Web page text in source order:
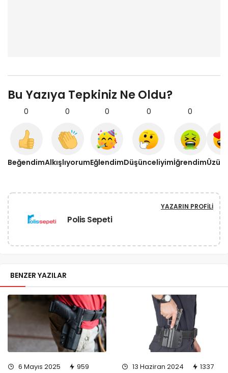
Bu Yazıya Tepkiniz Ne Oldu?
0
Beğendim
0
Alkışlıyorum
0
Eğlendim
0
Düşünceliyim
0
İğrendim
Polis Sepeti
YAZARIN PROFILI
BENZER YAZILAR
6 Mayıs 2025 959 13 Haziran 2024 1337